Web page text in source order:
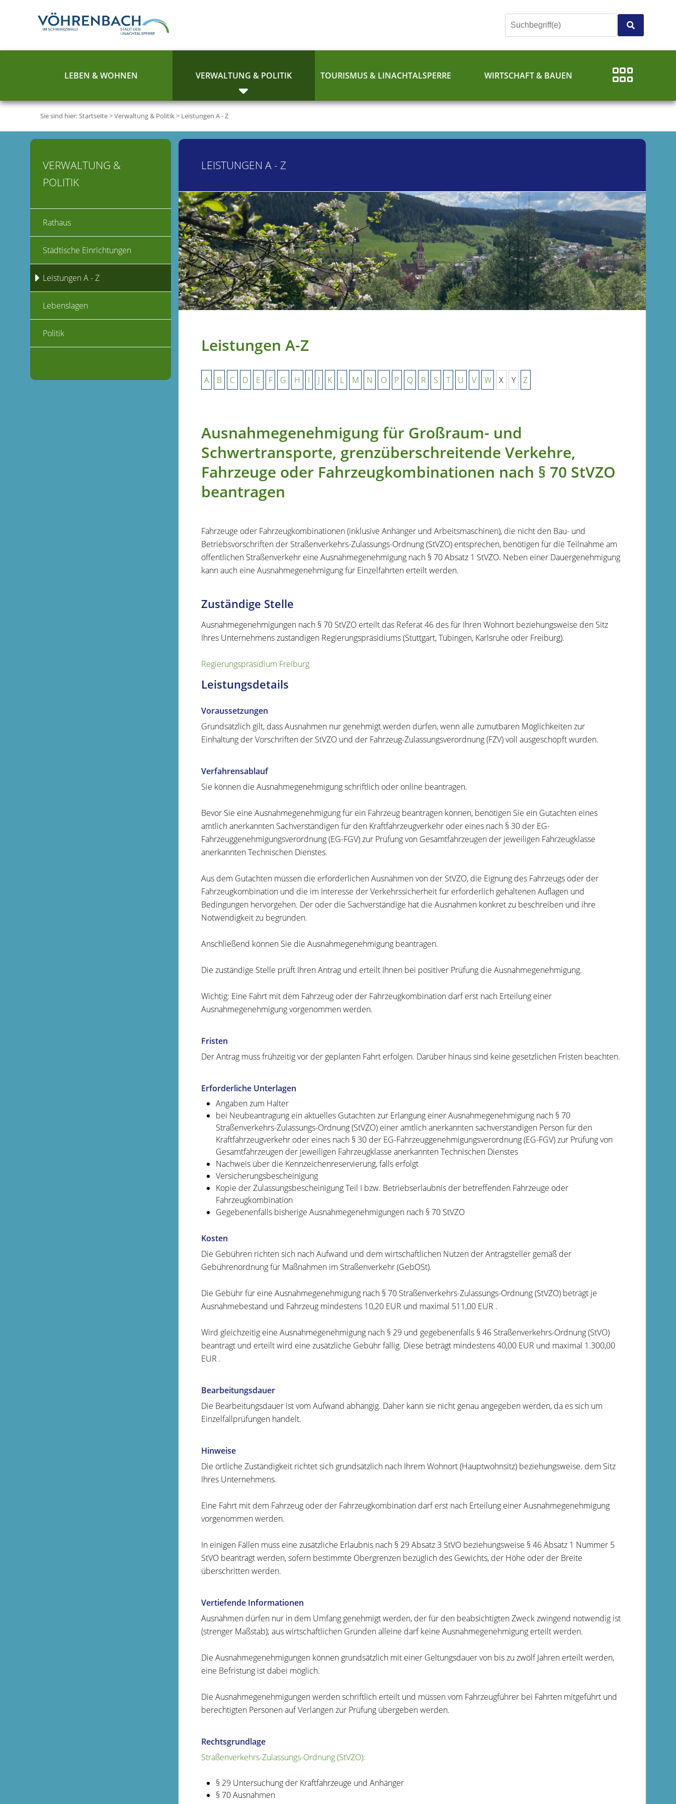
LEBEN & WOHNEN VERWALTUNG & POLITIK TOURISMUS & LINACHTALSPERRE WIRTSCHAFT & BAUEN
Sie sind hier:Startseite>Verwaltung & Politik> Leistungen A - Z
LEISTUNGEN A - Z
Leistungen A-Z
A B C D E F G H I J K L M N O P Q R S T U V W X Y Z
Ausnahmegenehmigung für Großraum- und
Schwertransporte, grenzüberschreitende Verkehre,
Fahrzeuge oder Fahrzeugkombinationen nach § 70 StVZO
beantragen
Fahrzeuge oder Fahrzeugkombinationen (inklusive Anhänger und Arbeitsmaschinen), die nicht den Bau- und
Betriebsvorschriften der Straßenverkehrs-Zulassungs-Ordnung (StVZO) entsprechen, benötigen für die Teilnahme am
öffentlichen Straßenverkehr eine Ausnahmegenehmigung nach § 70 Absatz 1 StVZO. Neben einer Dauergenehmigung
kann auch eine Ausnahmegenehmigung für Einzelfahrten erteilt werden.
Zuständige Stelle
Ausnahmegenehmigungen nach § 70 StVZO erteilt das Referat 46 des für Ihren Wohnort beziehungsweise den Sitz
Ihres Unternehmens zuständigen Regierungspräsidiums (Stuttgart, Tübingen, Karlsruhe oder Freiburg).
Regierungspräsidium Freiburg
Leistungsdetails
Voraussetzungen
Grundsätzlich gilt, dass Ausnahmen nur genehmigt werden dürfen, wenn alle zumutbaren Möglichkeiten zur
Einhaltung der Vorschriften der StVZO und der Fahrzeug-Zulassungsverordnung (FZV) voll ausgeschöpft wurden.
Verfahrensablauf
Sie können die Ausnahmegenehmigung schriftlich oder online beantragen.
Bevor Sie eine Ausnahmegenehmigung für ein Fahrzeug beantragen können, benötigen Sie ein Gutachten eines
amtlich anerkannten Sachverständigen für den Kraftfahrzeugverkehr oder eines nach § 30 der EG-
Fahrzeuggenehmigungsverordnung (EG-FGV) zur Prüfung von Gesamtfahrzeugen der jeweiligen Fahrzeugklasse
anerkannten Technischen Dienstes.
Aus dem Gutachten müssen die erforderlichen Ausnahmen von der StVZO, die Eignung des Fahrzeugs oder der
Fahrzeugkombination und die im Interesse der Verkehrssicherheit für erforderlich gehaltenen Auflagen und
Bedingungen hervorgehen. Der oder die Sachverständige hat die Ausnahmen konkret zu beschreiben und ihre
Notwendigkeit zu begründen.
Anschließend können Sie die Ausnahmegenehmigung beantragen.
Die zuständige Stelle prüft Ihren Antrag und erteilt Ihnen bei positiver Prüfung die Ausnahmegenehmigung.
Wichtig: Eine Fahrt mit dem Fahrzeug oder der Fahrzeugkombination darf erst nach Erteilung einer
Ausnahmegenehmigung vorgenommen werden.
Fristen
Der Antrag muss frühzeitig vor der geplanten Fahrt erfolgen. Darüber hinaus sind keine gesetzlichen Fristen beachten.
Erforderliche Unterlagen
Angaben zum Halter
bei Neubeantragung ein aktuelles Gutachten zur Erlangung einer Ausnahmegenehmigung nach § 70
Straßenverkehrs-Zulassungs-Ordnung (StVZO) einer amtlich anerkannten sachverständigen Person für den
Kraftfahrzeugverkehr oder eines nach § 30 der EG-Fahrzeuggenehmigungsverordnung (EG-FGV) zur Prüfung von
Gesamtfahrzeugen der jeweiligen Fahrzeugklasse anerkannten Technischen Dienstes
Nachweis über die Kennzeichenreservierung, falls erfolgt
Versicherungsbescheinigung
Kopie der Zulassungsbescheinigung Teil I bzw. Betriebserlaubnis der betreffenden Fahrzeuge oder
Fahrzeugkombination
Gegebenenfalls bisherige Ausnahmegenehmigungen nach § 70 StVZO
Kosten
Die Gebühren richten sich nach Aufwand und dem wirtschaftlichen Nutzen der Antragsteller gemäß der
Gebührenordnung für Maßnahmen im Straßenverkehr (GebOSt).
Die Gebühr für eine Ausnahmegenehmigung nach § 70 Straßenverkehrs-Zulassungs-Ordnung (StVZO) beträgt je
Ausnahmebestand und Fahrzeug mindestens 10,20 EUR und maximal 511,00 EUR .
Wird gleichzeitig eine Ausnahmegenehmigung nach § 29 und gegebenenfalls § 46 Straßenverkehrs-Ordnung (StVO)
beantragt und erteilt wird eine zusätzliche Gebühr fällig. Diese beträgt mindestens 40,00 EUR und maximal 1.300,00
EUR .
Bearbeitungsdauer
Die Bearbeitungsdauer ist vom Aufwand abhängig. Daher kann sie nicht genau angegeben werden, da es sich um
Einzelfallprüfungen handelt.
Hinweise
Die örtliche Zuständigkeit richtet sich grundsätzlich nach Ihrem Wohnort (Hauptwohnsitz) beziehungsweise. dem Sitz
Ihres Unternehmens.
Eine Fahrt mit dem Fahrzeug oder der Fahrzeugkombination darf erst nach Erteilung einer Ausnahmegenehmigung
vorgenommen werden.
In einigen Fällen muss eine zusätzliche Erlaubnis nach § 29 Absatz 3 StVO beziehungsweise § 46 Absatz 1 Nummer 5
StVO beantragt werden, sofern bestimmte Obergrenzen bezüglich des Gewichts, der Höhe oder der Breite
überschritten werden.
Vertiefende Informationen
Ausnahmen dürfen nur in dem Umfang genehmigt werden, der für den beabsichtigten Zweck zwingend notwendig ist
(strenger Maßstab); aus wirtschaftlichen Gründen alleine darf keine Ausnahmegenehmigung erteilt werden.
Die Ausnahmegenehmigungen können grundsätzlich mit einer Geltungsdauer von bis zu zwölf Jahren erteilt werden,
eine Befristung ist dabei möglich.
Die Ausnahmegenehmigungen werden schriftlich erteilt und müssen vom Fahrzeugführer bei Fahrten mitgeführt und
berechtigten Personen auf Verlangen zur Prüfung übergeben werden.
Rechtsgrundlage
Straßenverkehrs-Zulassungs-Ordnung (StVZO):
§ 29 Untersuchung der Kraftfahrzeuge und Anhänger
§ 70 Ausnahmen
VERWALTUNG &
POLITIK
Rathaus
Städtische Einrichtungen
Leistungen A - Z
Lebenslagen
Politik